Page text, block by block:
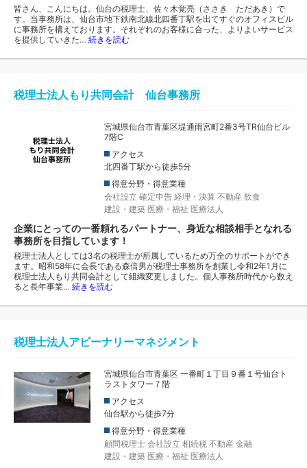
皆さん、こんにちは。仙台の税理士、佐々木覚亮（ささき ただあき）で
す。当事務所は、仙台市地下鉄南北線北四番丁駅を出てすぐのオフィスビル
に事務所を構えております。それぞれのお客様に合った、よりよいサービス
を提供していきた… 続きを読む
税理士法人もり共同会計 仙台事務所
宮城県仙台市青葉区堤通雨宮町2番3号TR仙台ビル
7階C
アクセス
北四番丁駅から徒歩5分
得意分野・得意業種
会社設立 確定申告 経理・決算 不動産 飲食
建設・建築 医療・福祉 医療法人
企業にとっての一番頼れるパートナー、身近な相談相手となれる
事務所を目指しています！
税理士法人としては3名の税理士が所属しているため万全のサポートができ
ます。昭和58年に会長である森倍男が税理士事務所を創業し令和2年1月に
税理士法人もり共同会計として組織変更しました。個人事務所時代から数え
ると長年事業… 続きを読む
税理士法人アビーナリーマネジメント
宮城県仙台市青葉区 一番町１丁目９番１号仙台ト
ラストタワー７階
アクセス
仙台駅から徒歩7分
得意分野・得意業種
顧問税理士 会社設立 相続税 不動産 金融
建設・建築 医療・福祉 医療法人